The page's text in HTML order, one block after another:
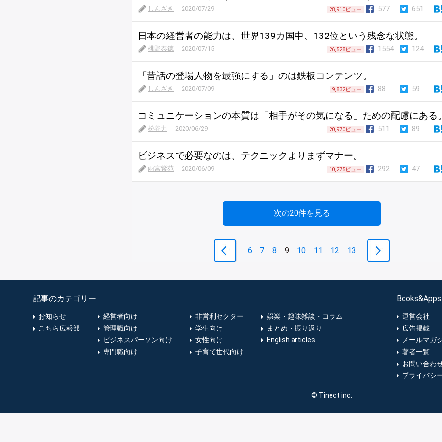
しんざき 2020/07/29 28,910ビュー 577 651
日本の経営者の能力は、世界139カ国中、132位という残念な状態。
桃野泰徳 2020/07/15 26,528ビュー 1554 124
「昔話の登場人物を最強にする」のは鉄板コンテンツ。
しんざき 2020/07/09 9,832ビュー 88 59
コミュニケーションの本質は「相手がその気になる」ための配慮にある。
枌谷力 2020/06/29 20,970ビュー 511 89
ビジネスで必要なのは、テクニックよりまずマナー。
雨宮紫苑 2020/06/09 10,275ビュー 292 47
次の20件を見る
6 7 8 9 10 11 12 13
記事のカテゴリー
お知らせ
こちら広報部
経営者向け
管理職向け
ビジネスパーソン向け
専門職向け
非営利セクター
学生向け
女性向け
子育て世代向け
娯楽・趣味雑談・コラム
まとめ・振り返り
English articles
運営会社
広告掲載
メールマガ
著者一覧
お問い合わ
プライバシ
© Tinect inc.